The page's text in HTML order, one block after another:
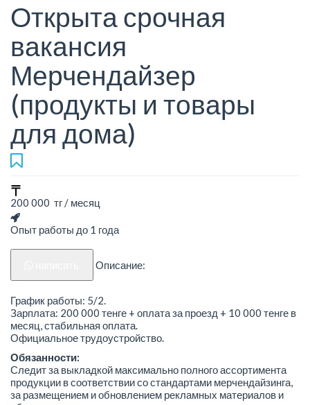
Открыта срочная
вакансия
Мерчендайзер
(продукты и товары
для дома)
200 000 тг / месяц
Опыт работы до 1 года
Описание:
График работы: 5/2.
Зарплата: 200 000 тенге + оплата за проезд + 10 000 тенге в
месяц, стабильная оплата.
Официальное трудоустройство.
Обязанности:
Следит за выкладкой максимально полного ассортимента
продукции в соответствии со стандартами мерчендайзинга,
за размещением и обновлением рекламных материалов и